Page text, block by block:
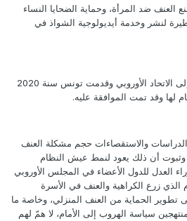
العنف ضد المرأة، وحماية الضحايا النساء
لنشر وخدمة أيديولوجية الشواذ في
وقعت عليها 45 دولة، بالإضافة إلى الاتحاد الأوروبي وقدمت تونس سنة 2020
لها وقد تمت الموافقة عليه.
والاستقصاءات حجم مشكلة العنف
أن ذلك يعود لنمط عيش النظام
العدل للدول الأعضاء في المجلس الأوروبي
الذي زرع الكراهية والعنف في الأسرة
تطوير الحماية من العنف المنزلي، وخاصة ما
سياسة الهروب إلى الأمام، لا همّ لهم